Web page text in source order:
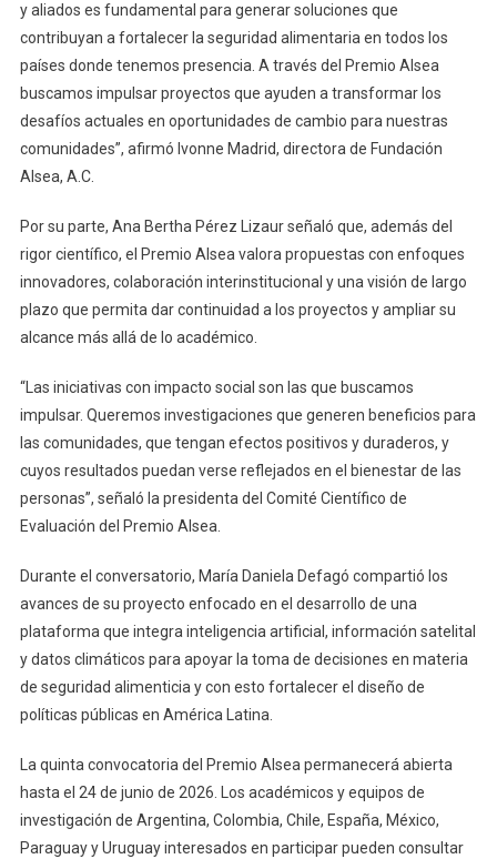
y aliados es fundamental para generar soluciones que
contribuyan a fortalecer la seguridad alimentaria en todos los
países donde tenemos presencia. A través del Premio Alsea
buscamos impulsar proyectos que ayuden a transformar los
desafíos actuales en oportunidades de cambio para nuestras
comunidades”, afirmó Ivonne Madrid, directora de Fundación
Alsea, A.C.
Por su parte, Ana Bertha Pérez Lizaur señaló que, además del
rigor científico, el Premio Alsea valora propuestas con enfoques
innovadores, colaboración interinstitucional y una visión de largo
plazo que permita dar continuidad a los proyectos y ampliar su
alcance más allá de lo académico.
“Las iniciativas con impacto social son las que buscamos
impulsar. Queremos investigaciones que generen beneficios para
las comunidades, que tengan efectos positivos y duraderos, y
cuyos resultados puedan verse reflejados en el bienestar de las
personas”, señaló la presidenta del Comité Científico de
Evaluación del Premio Alsea.
Durante el conversatorio, María Daniela Defagó compartió los
avances de su proyecto enfocado en el desarrollo de una
plataforma que integra inteligencia artificial, información satelital
y datos climáticos para apoyar la toma de decisiones en materia
de seguridad alimenticia y con esto fortalecer el diseño de
políticas públicas en América Latina.
La quinta convocatoria del Premio Alsea permanecerá abierta
hasta el 24 de junio de 2026. Los académicos y equipos de
investigación de Argentina, Colombia, Chile, España, México,
Paraguay y Uruguay interesados en participar pueden consultar